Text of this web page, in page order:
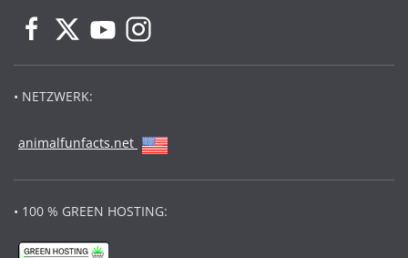
• NETZWERK:
animalfunfacts.net
• 100 % GREEN HOSTING: